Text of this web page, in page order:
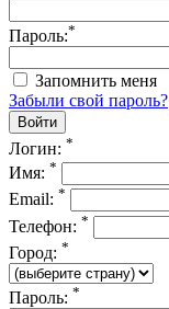
Пароль:*
Запомнить меня
Забыли свой пароль?
Логин: *
Имя: *
Email: *
Телефон: *
Город: *
Пароль: *